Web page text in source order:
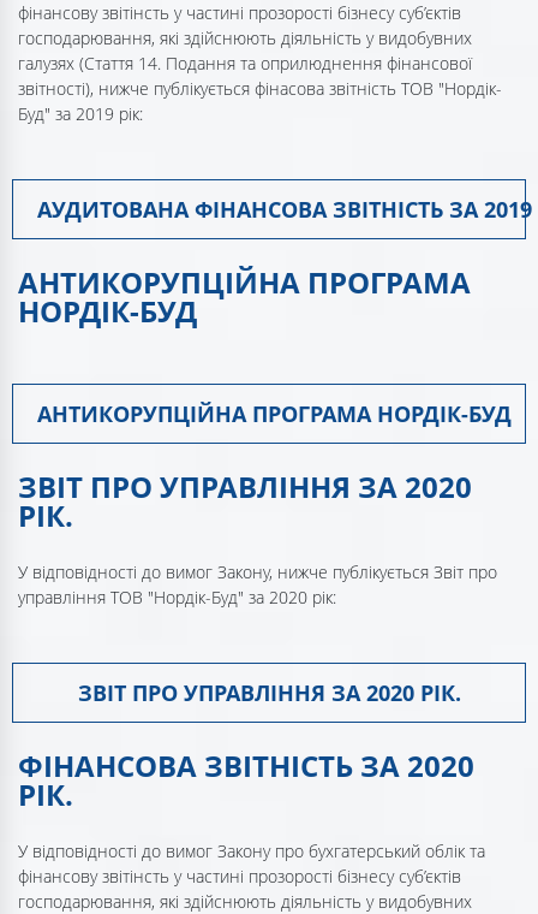
фінансову звітінсть у частині прозорості бізнесу суб’єктів
господарювання, які здійснюють діяльність у видобувних
галузях (Стаття 14. Подання та оприлюднення фінансової
звітності), нижче публікується фінасова звітність ТОВ "Нордік-
Буд" за 2019 рік:
АУДИТОВАНА ФІНАНСОВА ЗВІТНІСТЬ ЗА 2019
АНТИКОРУПЦІЙНА ПРОГРАМА
НОРДІК-БУД
АНТИКОРУПЦІЙНА ПРОГРАМА НОРДІК-БУД
ЗВІТ ПРО УПРАВЛІННЯ ЗА 2020
РІК.
У відповідності до вимог Закону, нижче публікується Звіт про
управління ТОВ "Нордік-Буд" за 2020 рік:
ЗВІТ ПРО УПРАВЛІННЯ ЗА 2020 РІК.
ФІНАНСОВА ЗВІТНІСТЬ ЗА 2020
РІК.
У відповідності до вимог Закону про бухгатерський облік та
фінансову звітінсть у частині прозорості бізнесу суб’єктів
господарювання, які здійснюють діяльність у видобувних